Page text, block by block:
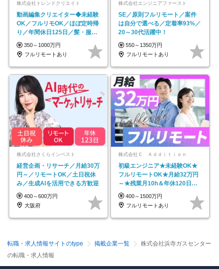
株式会社トレンドクリエイト
動画編集クリエイター◆未経験
OK／フルリモOK／ほぼ定時帰
り／年間休日125日／髪・服・
ネイル自由／副業OK
350～1000万円
フルリモートあり
株式会社エンジニアファースト
SE／原則フルリモート／案件
は自分で選べる／定着率93%／
20～30代活躍中！
550～1350万円
フルリモートあり
株式会社さくらインベスト
経営企画・リサーチ／月給30万
円～／リモートOK／土日祝休
み／生成AIを活用できる方歓迎
400～600万円
大阪府
株式会社Ｃ Ａｄｄｉｔｉｏｎ
初級エンジニア★未経験OK★
フルリモートOK★月給32万円
～★残業月10h＆年休120日以
上★副業可
400～1500万円
フルリモートあり
転職・求人情報サイトのtype 掲載企業一覧
株式会社浜寺ガスセンター
の転職・求人情報